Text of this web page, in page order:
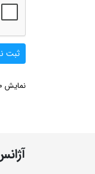
ثبت
نمایش 0